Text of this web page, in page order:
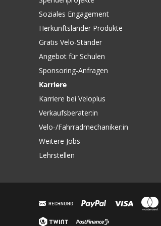
Soziales Engagement
Herkunftsländer Produkte
Gratis Velo-Ständer
Angebot für Schulen
Sponsoring-Anfragen
Karriere
Karriere bei Veloplus
Verkaufsberater:in
Velo-/Fahrradmechaniker:in
Weitere Jobs
Lehrstellen